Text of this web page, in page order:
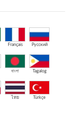
Français Русский
বাংলা Tagalog
ไทย Türkçe